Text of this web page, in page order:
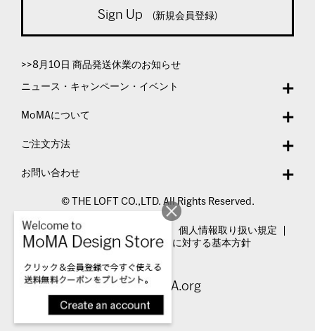
Sign Up (新規会員登録)
>>8月10日 商品発送休業のお知らせ
ニュース・キャンペーン・イベント
MoMAについて
ご注文方法
お問い合わせ
© THE LOFT CO.,LTD. All Rights Reserved.
特定商取引法表示
個人情報取り扱い規定
カスタマーハラスメントに対する基本方針
Visit MoMA.org